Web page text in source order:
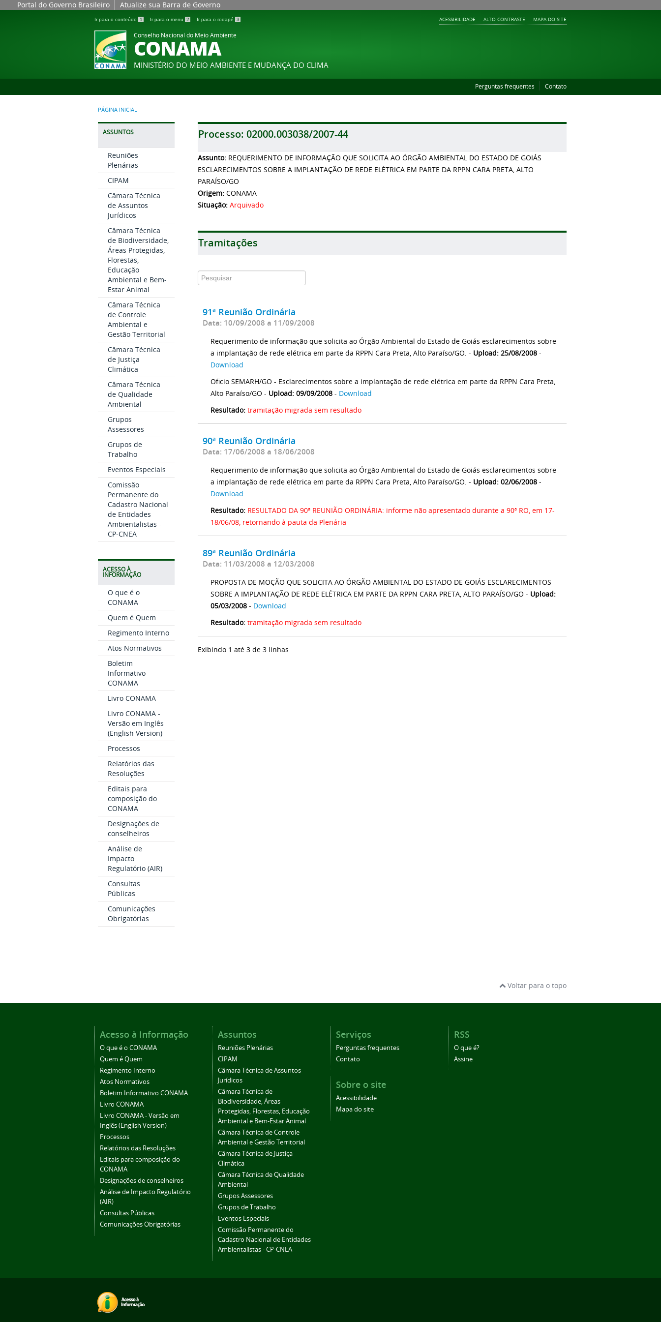
Portal do Governo Brasileiro Atualize sua Barra de Governo
Ir para o conteúdo 1 Ir para o menu 2 Ir para o rodapé 3 ACESSIBILIDADE ALTO CONTRASTE MAPA DO SITE
Conselho Nacional do Meio Ambiente
CONAMA
MINISTÉRIO DO MEIO AMBIENTE E MUDANÇA DO CLIMA
Perguntas frequentes Contato
PÁGINA INICIAL
ASSUNTOS
Reuniões
Plenárias
CIPAM
Câmara Técnica
de Assuntos
Jurídicos
Câmara Técnica
de Biodiversidade,
Áreas Protegidas,
Florestas,
Educação
Ambiental e Bem-
Estar Animal
Câmara Técnica
de Controle
Ambiental e
Gestão Territorial
Câmara Técnica
de Justiça
Climática
Câmara Técnica
de Qualidade
Ambiental
Grupos
Assessores
Grupos de
Trabalho
Eventos Especiais
Comissão
Permanente do
Cadastro Nacional
de Entidades
Ambientalistas -
CP-CNEA
ACESSO À
INFORMAÇÃO
O que é o
CONAMA
Quem é Quem
Regimento Interno
Atos Normativos
Boletim
Informativo
CONAMA
Livro CONAMA
Livro CONAMA -
Versão em Inglês
(English Version)
Processos
Relatórios das
Resoluções
Editais para
composição do
CONAMA
Designações de
conselheiros
Análise de
Impacto
Regulatório (AIR)
Consultas
Públicas
Comunicações
Obrigatórias
Processo: 02000.003038/2007-44
Assunto: REQUERIMENTO DE INFORMAÇÃO QUE SOLICITA AO ÓRGÃO AMBIENTAL DO ESTADO DE GOIÁS
ESCLARECIMENTOS SOBRE A IMPLANTAÇÃO DE REDE ELÉTRICA EM PARTE DA RPPN CARA PRETA, ALTO
PARAÍSO/GO
Origem: CONAMA
Situação: Arquivado
Tramitações
91ª Reunião Ordinária
Data: 10/09/2008 a 11/09/2008
Requerimento de informação que solicita ao Órgão Ambiental do Estado de Goiás esclarecimentos sobre
a implantação de rede elétrica em parte da RPPN Cara Preta, Alto Paraíso/GO. - Upload: 25/08/2008 -
Download
Oficio SEMARH/GO - Esclarecimentos sobre a implantação de rede elétrica em parte da RPPN Cara Preta,
Alto Paraíso/GO - Upload: 09/09/2008 - Download
Resultado: tramitação migrada sem resultado
90ª Reunião Ordinária
Data: 17/06/2008 a 18/06/2008
Requerimento de informação que solicita ao Órgão Ambiental do Estado de Goiás esclarecimentos sobre
a implantação de rede elétrica em parte da RPPN Cara Preta, Alto Paraíso/GO. - Upload: 02/06/2008 -
Download
Resultado: RESULTADO DA 90ª REUNIÃO ORDINÁRIA: informe não apresentado durante a 90ª RO, em 17-
18/06/08, retornando à pauta da Plenária
89ª Reunião Ordinária
Data: 11/03/2008 a 12/03/2008
PROPOSTA DE MOÇÃO QUE SOLICITA AO ÓRGÃO AMBIENTAL DO ESTADO DE GOIÁS ESCLARECIMENTOS
SOBRE A IMPLANTAÇÃO DE REDE ELÉTRICA EM PARTE DA RPPN CARA PRETA, ALTO PARAÍSO/GO - Upload:
05/03/2008 - Download
Resultado: tramitação migrada sem resultado
Exibindo 1 até 3 de 3 linhas
Voltar para o topo
Acesso à Informação
O que é o CONAMA
Quem é Quem
Regimento Interno
Atos Normativos
Boletim Informativo CONAMA
Livro CONAMA
Livro CONAMA - Versão em
Inglês (English Version)
Processos
Relatórios das Resoluções
Editais para composição do
CONAMA
Designações de conselheiros
Análise de Impacto Regulatório
(AIR)
Consultas Públicas
Comunicações Obrigatórias
Assuntos
Reuniões Plenárias
CIPAM
Câmara Técnica de Assuntos
Jurídicos
Câmara Técnica de
Biodiversidade, Áreas
Protegidas, Florestas, Educação
Ambiental e Bem-Estar Animal
Câmara Técnica de Controle
Ambiental e Gestão Territorial
Câmara Técnica de Justiça
Climática
Câmara Técnica de Qualidade
Ambiental
Grupos Assessores
Grupos de Trabalho
Eventos Especiais
Comissão Permanente do
Cadastro Nacional de Entidades
Ambientalistas - CP-CNEA
Serviços
Perguntas frequentes
Contato
RSS
O que é?
Assine
Sobre o site
Acessibilidade
Mapa do site